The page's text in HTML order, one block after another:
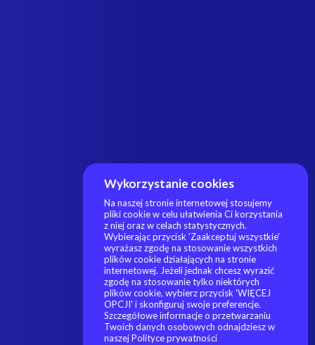
Wykorzystanie cookies
Na naszej stronie internetowej stosujemy
pliki cookie w celu ułatwienia Ci korzystania
z niej oraz w celach statystycznych.
Wybierając przycisk 'Zaakceptuj wszystkie'
wyrażasz zgodę na stosowanie wszystkich
plików cookie działających na stronie
internetowej. Jeżeli jednak chcesz wyrazić
zgodę na stosowanie tylko niektórych
plików cookie, wybierz przycisk 'WIĘCEJ
OPCJI' i skonfiguruj swoje preferencje.
Szczegółowe informacje o przetwarzaniu
Twoich danych osobowych odnajdziesz w
naszej Polityce prywatności